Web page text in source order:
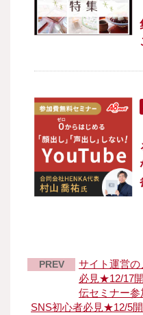
PREV
サイト運営
必見★12/17
伝セミナー参
SNS初心者必見★12/5